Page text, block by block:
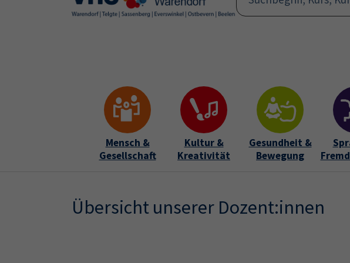
Skip to main content
Skip to page footer
Mensch &
Gesellschaft
Kultur &
Kreativität
Gesundheit &
Bewegung
Übersicht unserer Dozent:innen